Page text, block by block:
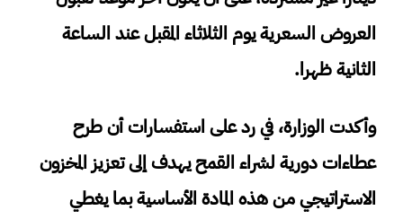
العروض السعرية يوم الثلاثاء المقبل عند الساعة
الثانية ظهرا.
وأكدت الوزارة، في رد على استفسارات أن طرح
عطاءات دورية لشراء القمح يهدف إلى تعزيز المخزون
الاستراتيجي من هذه المادة الأساسية بما يغطي